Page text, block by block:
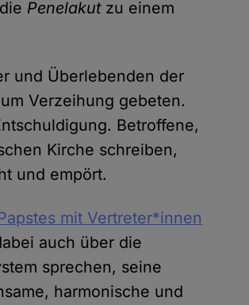
Penelakutzu einem
und Überlebenden der
Verzeihung gebeten.
Betroffene,
Kirche schreiben,
und empört.
mit Vertreter*innen
auch über die
sprechen, seine
harmonische und